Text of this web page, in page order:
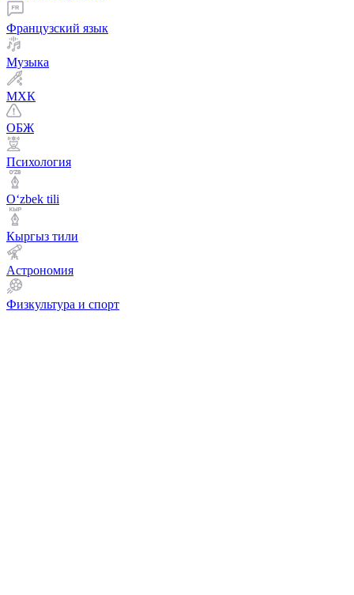
Французский язык
Музыка
МХК
ОБЖ
Психология
Оʻzbek tili
Кыргыз тили
Астрономия
Физкультура и спорт